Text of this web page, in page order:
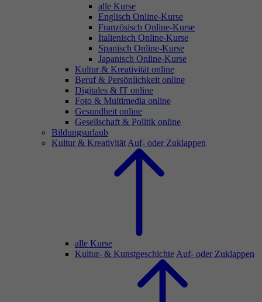
alle Kurse
Englisch Online-Kurse
Französisch Online-Kurse
Italienisch Online-Kurse
Spanisch Online-Kurse
Japanisch Online-Kurse
Kultur & Kreativität online
Beruf & Persönlichkeit online
Digitales & IT online
Foto & Multimedia online
Gesundheit online
Gesellschaft & Politik online
Bildungsurlaub
Kultur & Kreativität Auf- oder Zuklappen
alle Kurse
Kultur- & Kunstgeschichte Auf- oder Zuklappen